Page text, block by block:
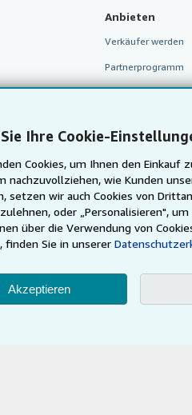
Ihre Cookie-
Cookies, um Ihnen den Einkauf
nachzuvollziehen, wie Kunden
setzen wir auch Cookies von
oder „Personalisieren",
über die Verwendung von
finden Sie in unserer
Akzeptieren
Anbieten
Verkäufer werden
Partnerprogramm
Empfehlen Sie